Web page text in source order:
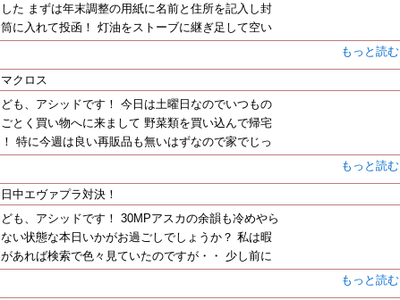
した まずは年末調整の用紙に名前と住所を記入し封
筒に入れて投函！ 灯油をストーブに継ぎ足して空い
もっと読む
マクロス
ども、アシッドです！ 今日は土曜日なのでいつもの
ごとく買い物へに来まして 野菜類を買い込んで帰宅
！ 特に今週は良い再販品も無いはずなので家でじっ
もっと読む
日中エヴァプラ対決！
ども、アシッドです！ 30MPアスカの余韻も冷めやら
ない状態な本日いかがお過ごしでしょうか？ 私は暇
があれば検索で色々見ていたのですが・・ 少し前に
もっと読む